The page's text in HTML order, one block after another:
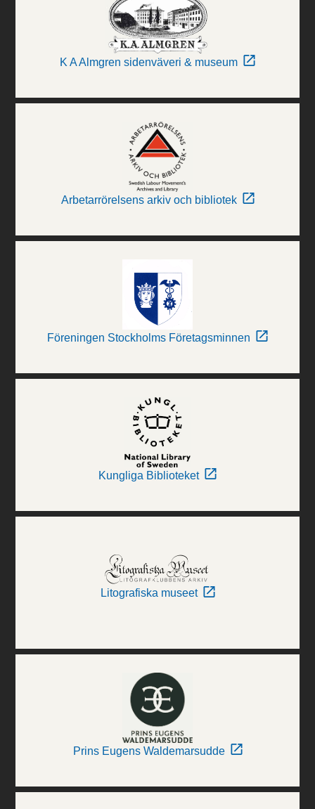
K A Almgren sidenväveri & museum
Arbetarrörelsens arkiv och bibliotek
Föreningen Stockholms Företagsminnen
Kungliga Biblioteket
Litografiska museet
Prins Eugens Waldemarsudde